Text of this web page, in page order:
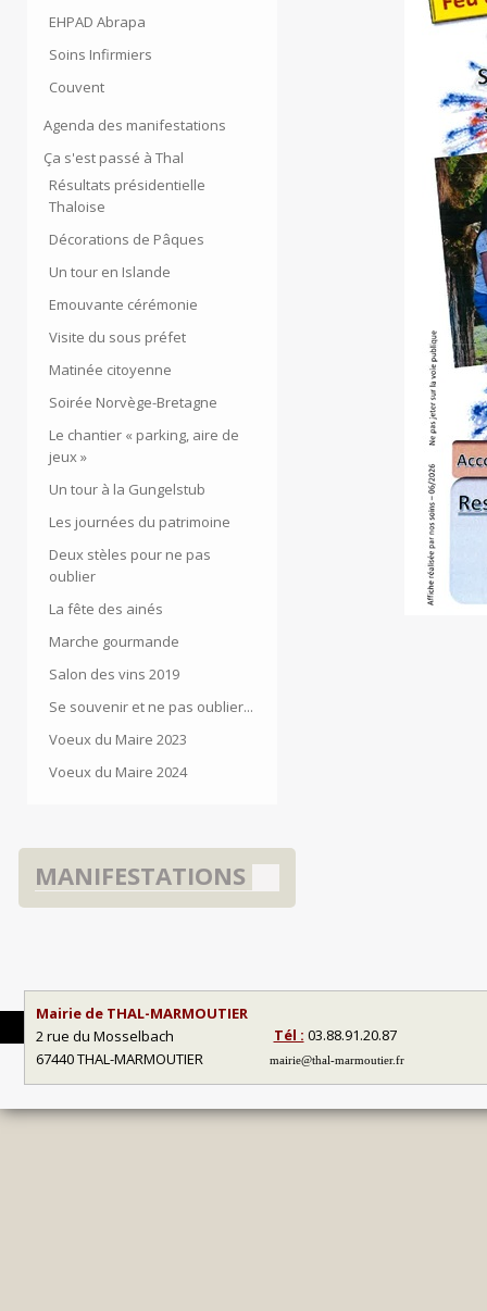
EHPAD Abrapa
Soins Infirmiers
Couvent
Agenda des manifestations
Ça s'est passé à Thal
Résultats présidentielle
Thaloise
Décorations de Pâques
Un tour en Islande
Emouvante cérémonie
Visite du sous préfet
Matinée citoyenne
Soirée Norvège-Bretagne
Le chantier « parking, aire de
jeux »
Un tour à la Gungelstub
Les journées du patrimoine
Deux stèles pour ne pas
oublier
La fête des ainés
Marche gourmande
Salon des vins 2019
Se souvenir et ne pas oublier...
Voeux du Maire 2023
Voeux du Maire 2024
MANIFESTATIONS
Mairie de THAL-MARMOUTIER
2 rue du Mosselbach
67440 THAL-MARMOUTIER
Tél : 03.88.91.20.87
mairie@thal-marmoutier.fr